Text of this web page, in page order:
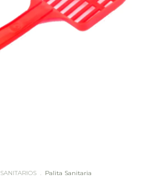
SANITARIOS . Palita Sanitaria